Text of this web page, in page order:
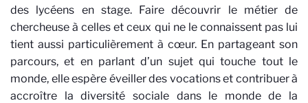
des lycéens en stage. Faire découvrir le métier de
chercheuse à celles et ceux qui ne le connaissent pas lui
tient aussi particulièrement à cœur. En partageant son
parcours, et en parlant d’un sujet qui touche tout le
monde, elle espère éveiller des vocations et contribuer à
accroître la diversité sociale dans le monde de la